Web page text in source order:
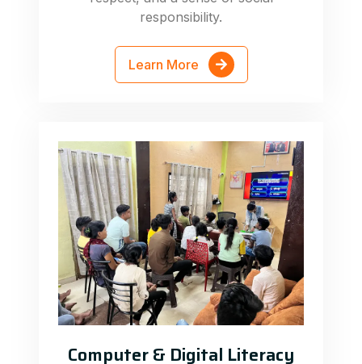
responsibility.
Learn More
Computer & Digital Literacy